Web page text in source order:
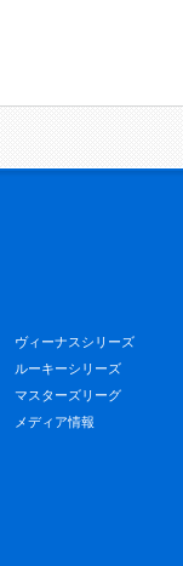
ヴィーナスシリーズ
ルーキーシリーズ
マスターズリーグ
メディア情報